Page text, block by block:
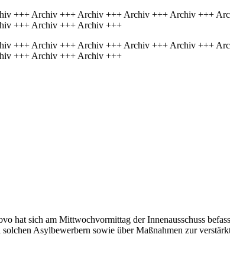
+++ Archiv +++ Archiv +++ Archiv +++ Archiv +++
+++ Archiv +++ Archiv +++
+++ Archiv +++ Archiv +++ Archiv +++ Archiv +++
+++ Archiv +++ Archiv +++
hat sich am Mittwochvormittag der Innenausschuss
Asylbewerbern sowie über Maßnahmen zur